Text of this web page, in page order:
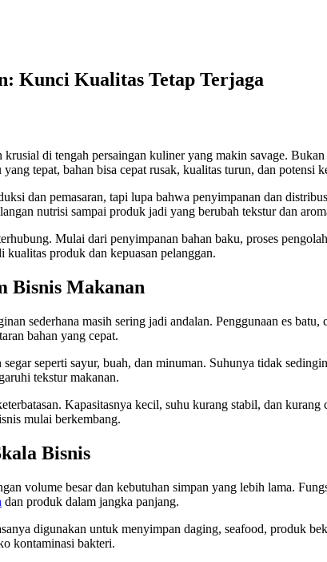
Kunci Kualitas Tetap Terjaga
di tengah persaingan kuliner yang makin savage.
tepat, bahan bisa cepat rusak, kualitas turun, dan potensi
dan pemasaran, tapi lupa bahwa penyimpanan dan
nutrisi sampai produk jadi yang berubah tekstur dan
Mulai dari penyimpanan bahan baku, proses
kualitas produk dan kepuasan pelanggan.
Bisnis Makanan
sederhana masih sering jadi andalan. Penggunaan es
bahan yang cepat.
seperti sayur, buah, dan minuman. Suhunya tidak
tekstur makanan.
Kapasitasnya kecil, suhu kurang stabil, dan
mulai berkembang.
Bisnis
volume besar dan kebutuhan simpan yang lebih lama.
dan produk dalam jangka panjang.
digunakan untuk menyimpan daging, seafood, produk
kontaminasi bakteri.